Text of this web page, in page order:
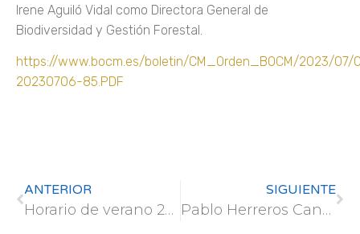
Irene Aguiló Vidal como Directora General de
Biodiversidad y Gestión Forestal.
https://www.bocm.es/boletin/CM_Orden_BOCM/2023/07/
20230706-85.PDF
ANTERIOR
Horario de verano 2023
SIGUIENTE
Pablo Herreros Cantis, antiguo alumno de GIMN, una promesa para el cambio climático que estudia sus impactos en las ciudades